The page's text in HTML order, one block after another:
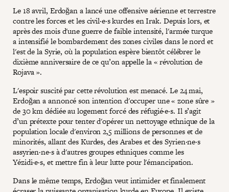
Le 18 avril, Erdoğan a lancé une offensive aérienne et terrestre
contre les forces et les civil·e·s kurdes en Irak. Depuis lors, et
après des mois d'une guerre de faible intensité, l'armée turque
a intensifié le bombardement des zones civiles dans le nord et
l'est de la Syrie, où la population espère bientôt célébrer le
dixième anniversaire de ce qu’on appelle la « révolution de
Rojava ».
L'espoir suscité par cette révolution est menacé. Le 24 mai,
Erdoğan a annoncé son intention d'occuper une « zone sûre »
de 30 km dédiée au logement forcé des réfugié·e·s. Il s’agit
d’un prétexte pour tenter d'opérer un nettoyage ethnique de la
population locale d'environ 2,5 millions de personnes et de
minorités, allant des Kurdes, des Arabes et des Syrien·ne·s
assyrien·ne·s à d'autres groupes ethniques comme les
Yézidi·e·s, et mettre fin à leur lutte pour l'émancipation.
Dans le même temps, Erdoğan veut intimider et finalement